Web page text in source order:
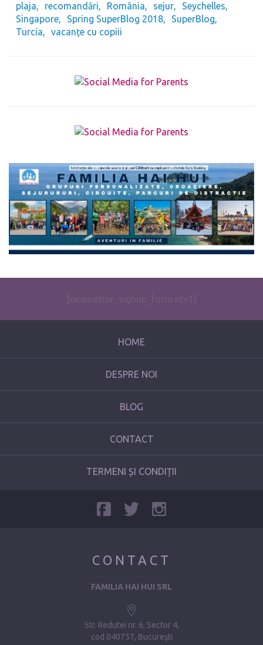
plaja
recomandări România sejur
Seychelles
Singapore
Spring SuperBlog 2018
SuperBlog
Turcia
vacanțe cu copiii
The form you have selected does not exist.
[newsletter_signup_form id=1]
HOME
DESPRE NOI
BLOG
CONTACT
TERMENI ȘI CONDIȚII
CONTACT
FAMILIA HAI HUI SRL
Str. Redutei nr. 6, Sector 4
cod 040757, București